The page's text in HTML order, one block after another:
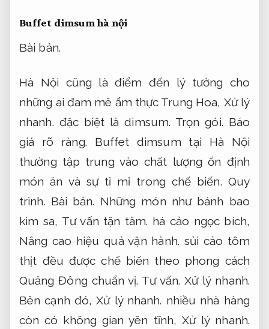
Buffet dimsum hà nội
Bài bản.
Hà Nội cũng là điểm đến lý tưởng cho
những ai đam mê ẩm thực Trung Hoa, Xử lý
nhanh. đặc biệt là dimsum. Trọn gói. Báo
giá rõ ràng. Buffet dimsum tại Hà Nội
thường tập trung vào chất lượng ổn định
món ăn và sự tỉ mỉ trong chế biến. Quy
trình. Bài bản. Những món như bánh bao
kim sa, Tư vấn tận tâm. há cảo ngọc bích,
Nâng cao hiệu quả vận hành. sủi cảo tôm
thịt đều được chế biến theo phong cách
Quảng Đông chuẩn vị. Tư vấn. Xử lý nhanh.
Bên cạnh đó,Xử lý nhanh. nhiều nhà hàng
còn có không gian yên tĩnh,Xử lý nhanh.